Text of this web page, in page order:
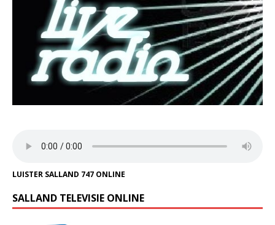
LUISTER SALLAND 747 ONLINE
SALLAND TELEVISIE ONLINE